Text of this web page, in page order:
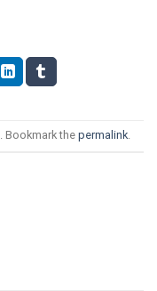
. Bookmark the permalink.